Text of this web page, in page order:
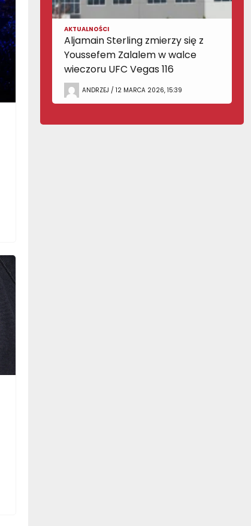
AKTUALNOŚCI
Aljamain Sterling zmierzy się z
Youssefem Zalalem w walce
wieczoru UFC Vegas 116
ANDRZEJ / 12 MARCA 2026, 15:39